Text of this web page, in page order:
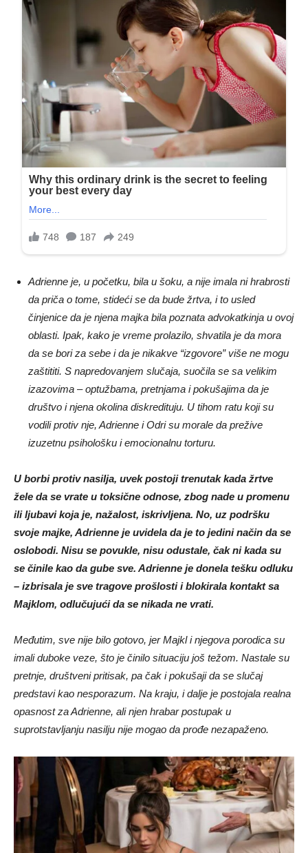
Adrienne je, u početku, bila u šoku, a nije imala ni hrabrosti
da priča o tome, stideći se da bude žrtva, i to usled
činjenice da je njena majka bila poznata advokatkinja u ovoj
oblasti. Ipak, kako je vreme prolazilo, shvatila je da mora
da se bori za sebe i da je nikakve “izgovore” više ne mogu
zaštititi. S napredovanjem slučaja, suočila se sa velikim
izazovima – optužbama, pretnjama i pokušajima da je
društvo i njena okolina diskredituju. U tihom ratu koji su
vodili protiv nje, Adrienne i Odri su morale da prežive
izuzetnu psihološku i emocionalnu torturu.
U borbi protiv nasilja, uvek postoji trenutak kada žrtve
žele da se vrate u toksične odnose, zbog nade u promenu
ili ljubavi koja je, nažalost, iskrivljena. No, uz podršku
svoje majke, Adrienne je uvidela da je to jedini način da se
oslobodi. Nisu se povukle, nisu odustale, čak ni kada su
se činile kao da gube sve. Adrienne je donela tešku odluku
– izbrisala je sve tragove prošlosti i blokirala kontakt sa
Majklom, odlučujući da se nikada ne vrati.
Međutim, sve nije bilo gotovo, jer Majkl i njegova porodica su
imali duboke veze, što je činilo situaciju još težom. Nastale su
pretnje, društveni pritisak, pa čak i pokušaji da se slučaj
predstavi kao nesporazum. Na kraju, i dalje je postojala realna
opasnost za Adrienne, ali njen hrabar postupak u
suprotstavljanju nasilju nije mogao da prođe nezapaženo.